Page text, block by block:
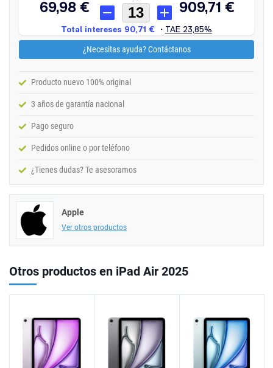
¿Necesitas ayuda? Contáctanos
Producto nuevo 100% original
3 años de garantía nacional
Pago seguro
Pedidos online o por teléfono
¿Tienes dudas? Te asesoramos
Apple
Ver otros productos
Otros productos en iPad Air 2025